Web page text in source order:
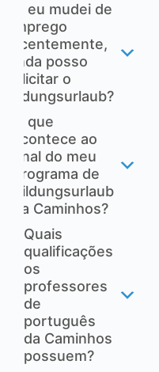
Se eu mudei de
emprego
recentemente,
ainda posso
solicitar o
Bildungsurlaub?
O que
acontece ao
final do meu
programa de
Bildungsurlaub
na Caminhos?
Quais
qualificações
os
professores
de
português
da Caminhos
possuem?